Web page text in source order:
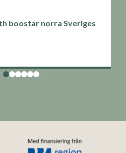
boostar norra Sveriges